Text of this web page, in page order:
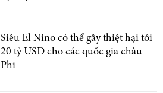
Siêu El Nino có thể gây thiệt hại tới
20 tỷ USD cho các quốc gia châu
Phi